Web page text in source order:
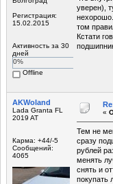
Регистрация:
15.02.2015
Активность за 30
дней
0%
Offline
уверен),
том
Кстати
AKWoland
Lada Granta FL
2019 AT
Карма: +44/-5
Сообщений:
4065
«
Тем не
сразу
рублей
менять
снять и
покупать